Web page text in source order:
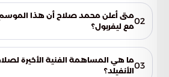
02متى أعلن محمد صلاح أن هذا الموسم
مع ليفربول؟
أكد النجم المصري محمد صلاح أن هذا
الأخيرة مع نادي ليفربول منذ شهر مارس
الجماهير تترقب لحظة الوداع الرسمية03ما هي المساهمة الفنية الأخيرة
الأنفيلد؟